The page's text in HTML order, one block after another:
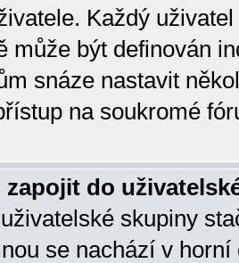
Každý
může být definován
snáze nastavit
na soukromé
zapojit do
skupiny
se nachází v horní